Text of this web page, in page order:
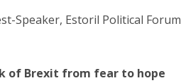
Speaker, Estoril Political
of Brexit from fear to hope